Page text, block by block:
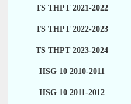
TS THPT 2021-2022
TS THPT 2022-2023
TS THPT 2023-2024
HSG 10 2010-2011
HSG 10 2011-2012